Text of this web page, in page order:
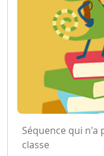
Séquence qui n'a
classe